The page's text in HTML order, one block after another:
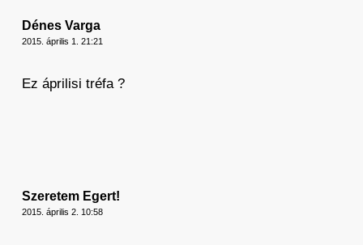
Dénes Varga
2015. április 1. 21:21
Ez áprilisi tréfa ?
Szeretem Egert!
2015. április 2. 10:58